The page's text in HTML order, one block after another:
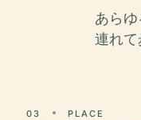
あら
連れて
03 PLACE